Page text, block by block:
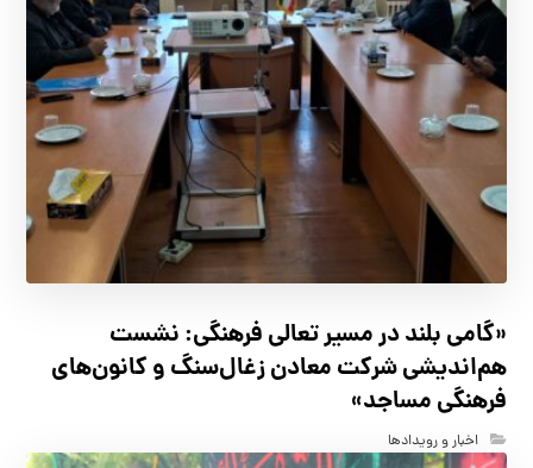
«گامی بلند در مسیر تعالی فرهنگی: نشست
هم‌اندیشی شرکت معادن زغال‌سنگ و کانون‌های
فرهنگی مساجد»
اخبار و رویدادها